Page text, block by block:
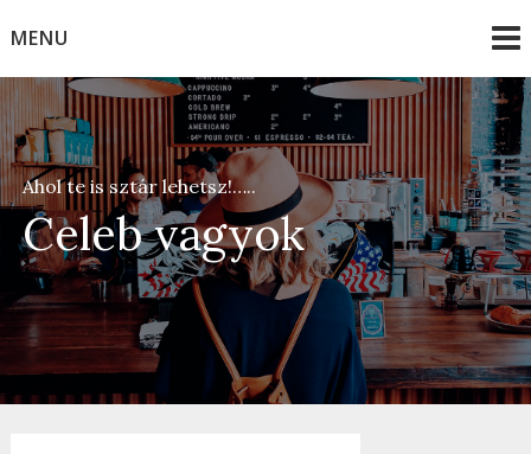
toMENU
Celeb vagyok
Ahol te is sztár lehetsz!…..